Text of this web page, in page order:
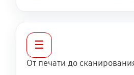
☰
От печати до